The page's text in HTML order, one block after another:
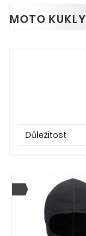
MOTO KUKLY
Důležitost